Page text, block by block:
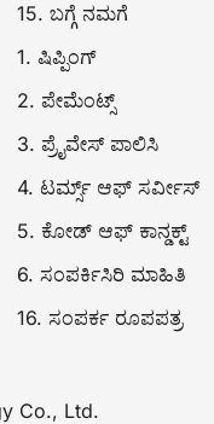
15. ಬಗ್ಗೆ ನಮಗೆ
1. ಷಿಪ್ಪಿಂಗ್
2. ಪೇಮೆಂಟ್ಸ್
3. ಪ್ರೈವೇಸ್ ಪಾಲಿಸಿ
4. ಟರ್ಮ್ಸ್ ಆಫ್ ಸರ್ವೀಸ್
5. ಕೋಡ್ ಆಫ್ ಕಾನ್ಡಕ್ಟ್
6. ಸಂಪರ್ಕಿಸಿರಿ ಮಾಹಿತಿ
16. ಸಂಪರ್ಕ ರೂಪಪತ್ರ
Co., Ltd.